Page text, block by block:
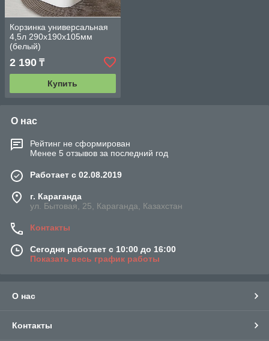
Корзинка универсальная
4,5л 290х190х105мм
(белый)
2 190 ₸
Купить
О нас
Рейтинг не сформирован
Менее 5 отзывов за последний год
Работает с 02.08.2019
г. Караганда
ул. Бытовая, 25, Караганда, Казахстан
Контакты
Сегодня работает с 10:00 до 16:00
Показать весь график работы
О нас
Контакты